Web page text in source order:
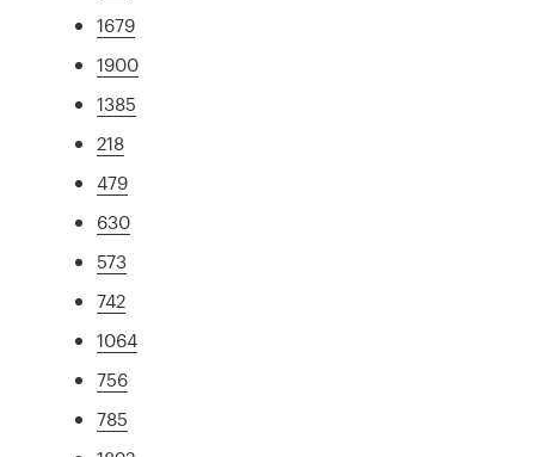
1679
1900
1385
218
479
630
573
742
1064
756
785